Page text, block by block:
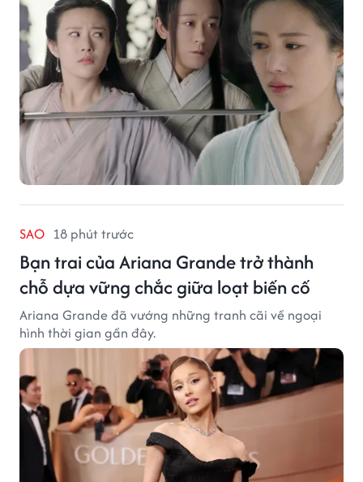
SAO 18 phút trước
Bạn trai của Ariana Grande trở thành
chỗ dựa vững chắc giữa loạt biến cố
Ariana Grande đã vướng những tranh cãi về ngoại
hình thời gian gần đây.